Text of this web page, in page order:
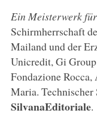
Ein Meisterwerk
Schirmherrschaft
Mailand und der
Unicredit, Gi
Fondazione
Maria.
SilvanaEditoriale.